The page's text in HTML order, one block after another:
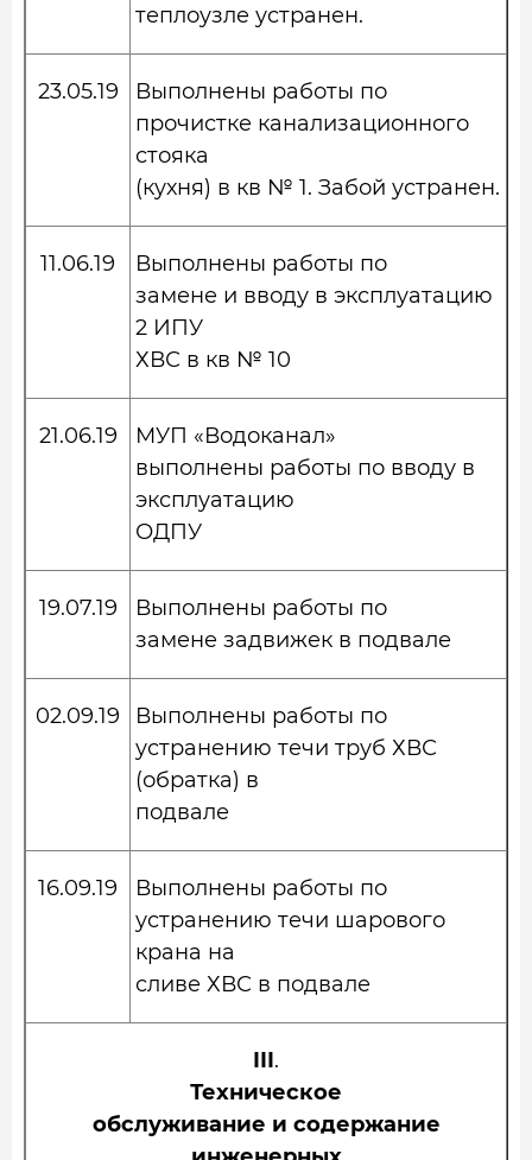
теплоузле устранен.
23.05.19
Выполнены работы по
прочистке канализационного
стояка
(кухня) в кв № 1. Забой устранен.
11.06.19
Выполнены работы по
замене и вводу в эксплуатацию
2 ИПУ
ХВС в кв № 10
21.06.19
МУП «Водоканал»
выполнены работы по вводу в
эксплуатацию
ОДПУ
19.07.19
Выполнены работы по
замене задвижек в подвале
02.09.19
Выполнены работы по
устранению течи труб ХВС
(обратка) в
подвале
16.09.19
Выполнены работы по
устранению течи шарового
крана на
сливе ХВС в подвале
III.
Техническое
обслуживание и содержание